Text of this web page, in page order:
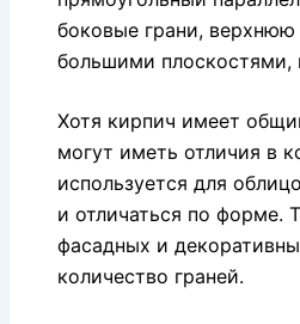
боковые грани,
большими плоскостями,
Хотя кирпич имеет
могут иметь отличия в
используется для
и отличаться по форме.
фасадных и
количество граней.